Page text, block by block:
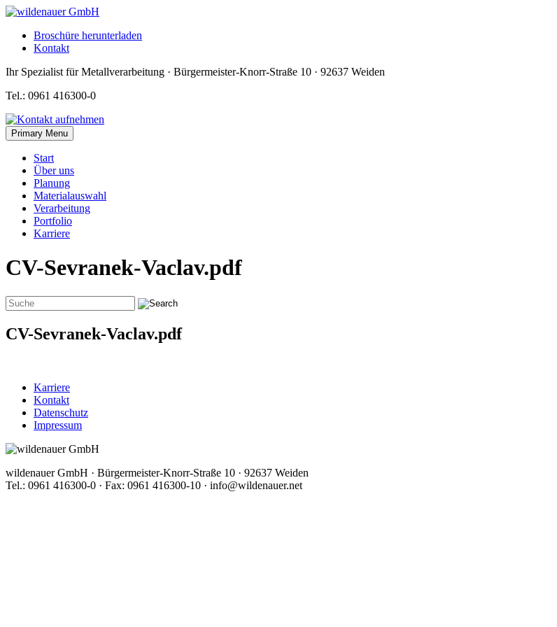
Skip
contentBroschüre herunterladen
Kontakt
Ihr Spezialist für Metallverarbeitung · Bürgermeister-Knorr-Straße 10 · 92637 Weiden
Tel.: 0961 416300-0
Primary Menu
Start
Über uns
Planung
Materialauswahl
Verarbeitung
Portfolio
Karriere
CV-Sevranek-Vaclav.pdf
CV-Sevranek-Vaclav.pdf
Karriere
Kontakt
Datenschutz
Impressum
wildenauer GmbH · Bürgermeister-Knorr-Straße 10 · 92637 Weiden
Tel.: 0961 416300-0 · Fax: 0961 416300-10 · info@wildenauer.net